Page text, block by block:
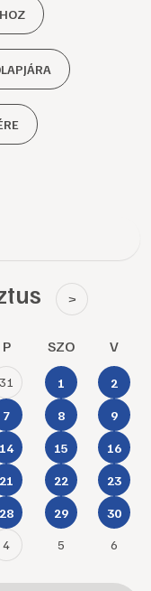
>
P SZO V
31 1 2
7 8 9
14 15 16
21 22 23
28 29 30
4 5 6